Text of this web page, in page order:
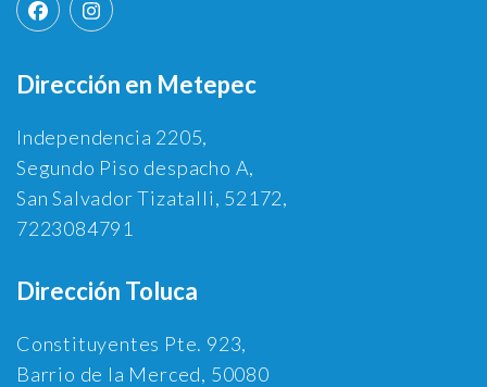
Dirección en Metepec
Independencia 2205,
Segundo Piso despacho A,
San Salvador Tizatalli, 52172,
7223084791
Dirección Toluca
Constituyentes Pte. 923,
Barrio de la Merced, 50080